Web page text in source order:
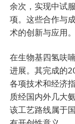
余次，实现中试
项。这些合作与
术的创新与应用。
在生物基四氢呋
进展。其完成的
各项技术和经济
质经国内外几大
该工艺路线属于